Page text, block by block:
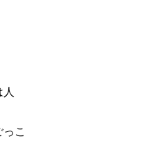
人
こ